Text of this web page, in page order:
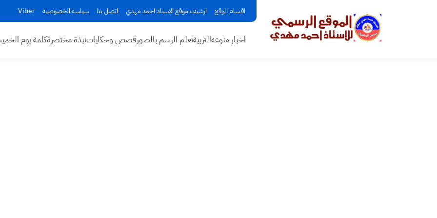
اقسام الموقع ارشيف موقع الاستاذ احمد مهدي اتصل بنا سياسة الخصوصية Viber
اخبار منوعهالتربيةتعلم الرسم بالصورقصص وحكاياتنبذة مختصرةكلمة يوم